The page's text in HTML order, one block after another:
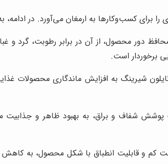
برای کسب‌وکارها به ارمغان می‌آورد. در ادامه،
دور محصول، از آن در برابر رطوبت، گرد
برخوردار است.
شیرینگ به افزایش ماندگاری
پوشش شفاف و براق، به بهبود ظاهر و
کم و قابلیت انطباق با شکل محصول، به